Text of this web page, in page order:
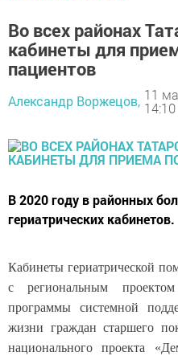
Во всех районах
кабинеты для
пациентов
Александр Воржецов, 11
14:10
В 2020 году в районных
гериатрических кабинетов.
Кабинеты гериатрической
с региональным
программы системной
жизни граждан старшего
национального проекта